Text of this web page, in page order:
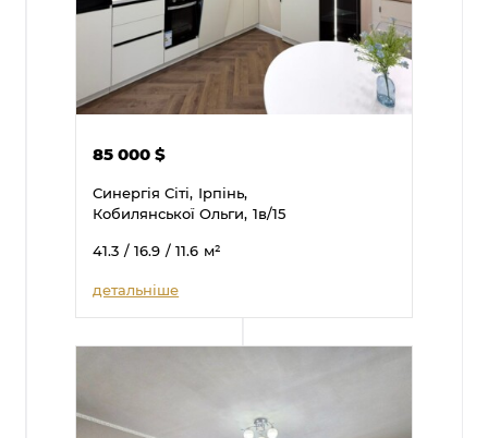
85 000$
Синергія Сіті, Ірпінь,
Кобилянської Ольги, 1в/15
41.3 / 16.9 / 11.6 м²
детальніше